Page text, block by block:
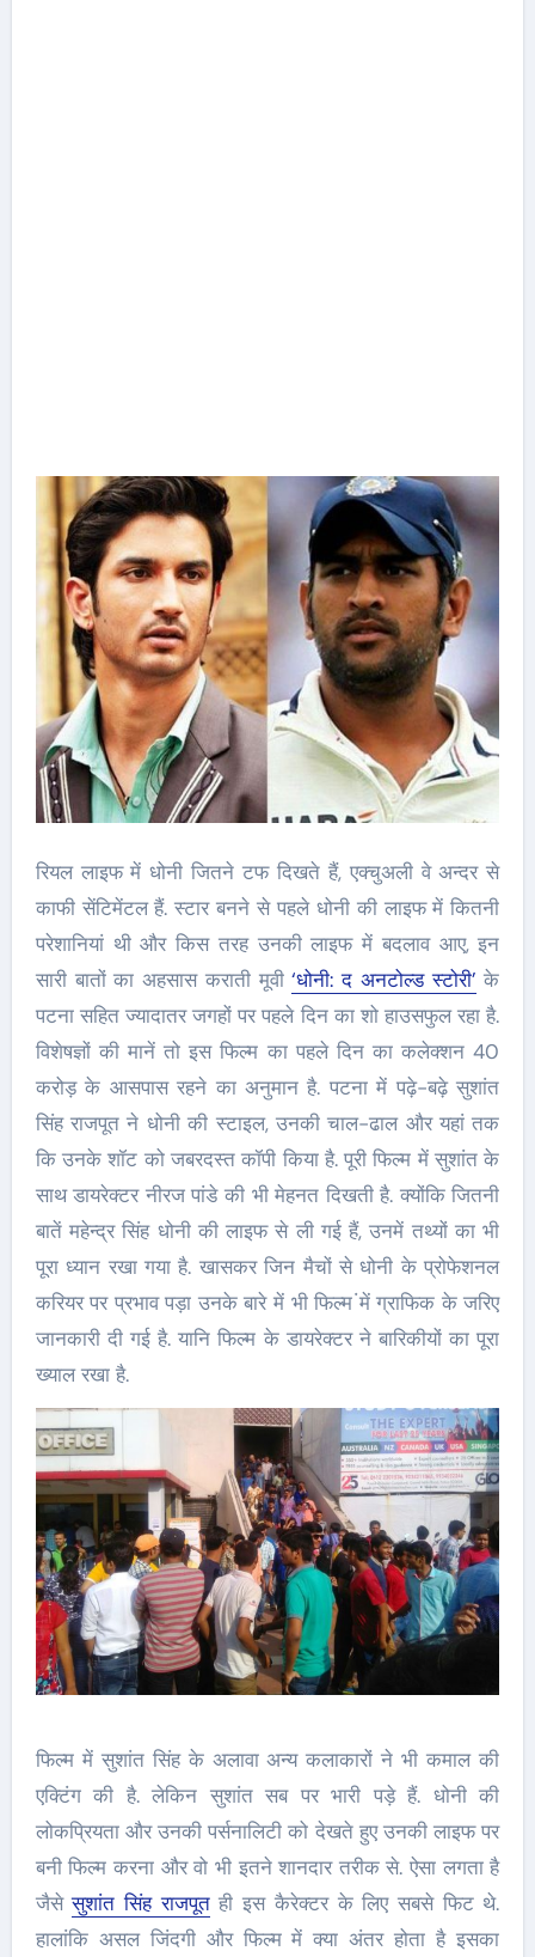
रियल लाइफ में धोनी जितने टफ दिखते हैं, एक्चुअली वे अन्दर से
काफी सेंटिमेंटल हैं. स्टार बनने से पहले धोनी की लाइफ में कितनी
परेशानियां थी और किस तरह उनकी लाइफ में बदलाव आए, इन
सारी बातों का अहसास कराती मूवी‘धोनी: द अनटोल्ड स्टोरी’ के
पटना सहित ज्यादातर जगहों पर पहले दिन का शो हाउसफुल रहा है.
विशेषज्ञों की मानें तो इस फिल्म का पहले दिन का कलेक्शन 40
करोड़ के आसपास रहने का अनुमान है. पटना में पढ़े-बढ़े सुशांत
सिंह राजपूत ने धोनी की स्टाइल, उनकी चाल-ढाल और यहां तक
कि उनके शॉट को जबरदस्त कॉपी किया है. पूरी फिल्म में सुशांत के
साथ डायरेक्टर नीरज पांडे की भी मेहनत दिखती है. क्योंकि जितनी
बातें महेन्द्र सिंह धोनी की लाइफ से ली गई हैं, उनमें तथ्यों का भी
पूरा ध्यान रखा गया है. खासकर जिन मैचों से धोनी के प्रोफेशनल
करियर पर प्रभाव पड़ा उनके बारे में भी फिल्म ंमें ग्राफिक के जरिए
जानकारी दी गई है. यानि फिल्म के डायरेक्टर ने बारिकीयों का पूरा
ख्याल रखा है.
फिल्म में सुशांत सिंह के अलावा अन्य कलाकारों ने भी कमाल की
एक्टिंग की है. लेकिन सुशांत सब पर भारी पड़े हैं. धोनी की
लोकप्रियता और उनकी पर्सनालिटी को देखते हुए उनकी लाइफ पर
बनी फिल्म करना और वो भी इतने शानदार तरीक से. ऐसा लगता है
जैसेसुशांत सिंह राजपूतही इस कैरेक्टर के लिए सबसे फिट थे.
हालांकि असल जिंदगी और फिल्म में क्या अंतर होता है इसका